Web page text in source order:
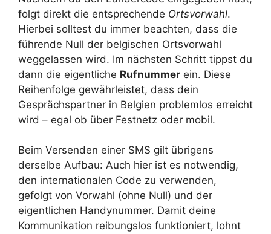
folgt direkt die entsprechende Ortsvorwahl.
Hierbei solltest du immer beachten, dass die
führende Null der belgischen Ortsvorwahl
weggelassen wird. Im nächsten Schritt tippst du
dann die eigentliche Rufnummer ein. Diese
Reihenfolge gewährleistet, dass dein
Gesprächspartner in Belgien problemlos erreicht
wird – egal ob über Festnetz oder mobil.
Beim Versenden einer SMS gilt übrigens
derselbe Aufbau: Auch hier ist es notwendig,
den internationalen Code zu verwenden,
gefolgt von Vorwahl (ohne Null) und der
eigentlichen Handynummer. Damit deine
Kommunikation reibungslos funktioniert, lohnt